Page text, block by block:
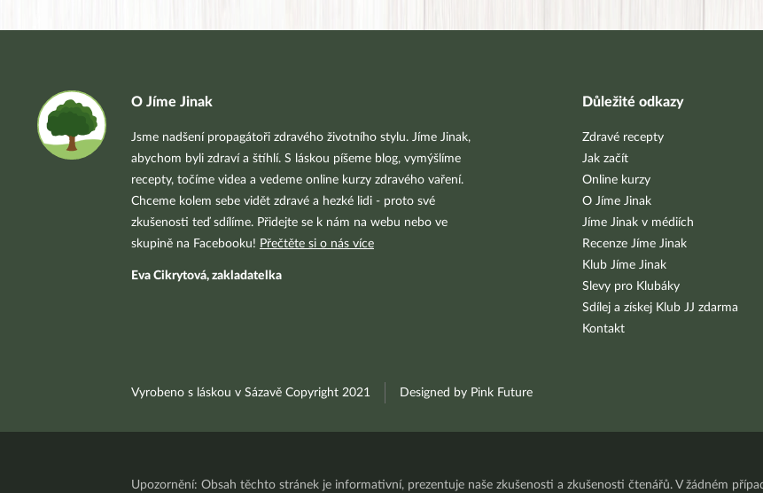
O Jíme Jinak
Jsme nadšení propagátoři zdravého životního stylu. Jíme Jinak,
abychom byli zdraví a štíhlí. S láskou píšeme blog, vymýšlíme
recepty, točíme videa a vedeme online kurzy zdravého vaření.
Chceme kolem sebe vidět zdravé a hezké lidi - proto své
zkušenosti teď sdílíme. Přidejte se k nám na webu nebo ve
skupině na Facebooku! Přečtěte si o nás více
Eva Cikrytová, zakladatelka
Důležité odkazy
Zdravé recepty
Jak začít
Online kurzy
O Jíme Jinak
Jíme Jinak v médiích
Recenze Jíme Jinak
Klub Jíme Jinak
Slevy pro Klubáky
Sdílej a získej Klub JJ zdarma
Kontakt
Vyrobeno s láskou v Sázavě Copyright 2021 Designed by Pink Future
Upozornění: Obsah těchto stránek je informativní, prezentuje naše zkušenosti a zkušenosti čtenářů. V žádném